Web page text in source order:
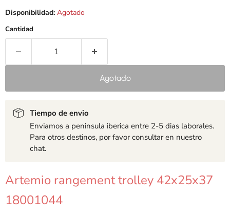
Disponibilidad: Agotado
Cantidad
Agotado
Tiempo de envio
Enviamos a peninsula iberica entre 2-5 dias laborales.
Para otros destinos, por favor consultar en nuestro
chat.
Artemio rangement trolley 42x25x37
18001044